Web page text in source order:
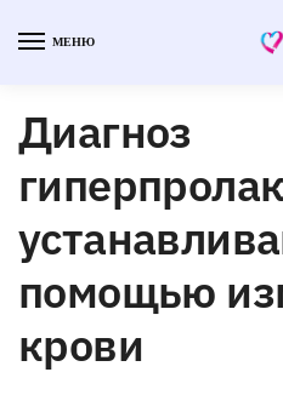
МЕНЮ
Диагноз
помощью
крови